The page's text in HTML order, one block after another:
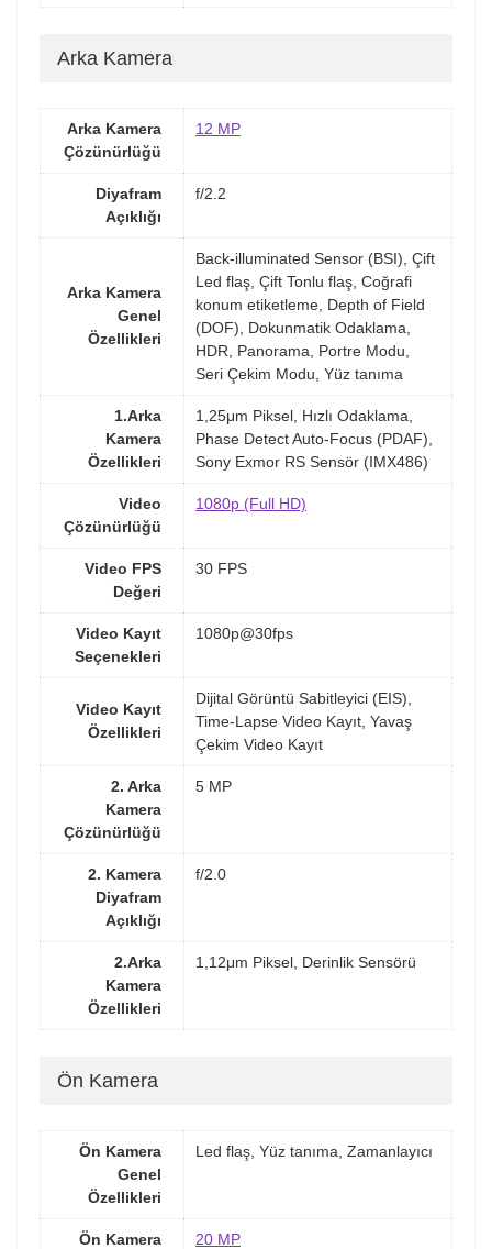
Arka Kamera
Arka Kamera
Çözünürlüğü
12 MP
Diyafram
Açıklığı
f/2.2
Arka Kamera
Genel
Özellikleri
Back-illuminated Sensor (BSI), Çift
Led flaş, Çift Tonlu flaş, Coğrafi
konum etiketleme, Depth of Field
(DOF), Dokunmatik Odaklama,
HDR, Panorama, Portre Modu,
Seri Çekim Modu, Yüz tanıma
1.Arka
Kamera
Özellikleri
1,25μm Piksel, Hızlı Odaklama,
Phase Detect Auto-Focus (PDAF),
Sony Exmor RS Sensör (IMX486)
Video
Çözünürlüğü
1080p (Full HD)
Video FPS
Değeri
30 FPS
Video Kayıt
Seçenekleri
1080p@30fps
Video Kayıt
Özellikleri
Dijital Görüntü Sabitleyici (EIS),
Time-Lapse Video Kayıt, Yavaş
Çekim Video Kayıt
2. Arka
Kamera
Çözünürlüğü
5 MP
2. Kamera
Diyafram
Açıklığı
f/2.0
2.Arka
Kamera
Özellikleri
1,12μm Piksel, Derinlik Sensörü
Ön Kamera
Ön Kamera
Genel
Özellikleri
Led flaş, Yüz tanıma, Zamanlayıcı
Ön Kamera
20 MP